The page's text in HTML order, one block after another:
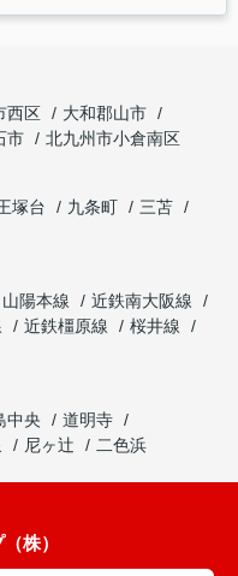
西区
大和郡山市
市
北九州市小倉南区
塚台 九条町
三苫
山陽本線
近鉄南大阪線
近鉄橿原線
桜井線
中央
道明寺
尼ヶ辻 二色浜
株）